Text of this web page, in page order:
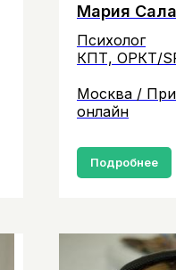
Мария
Психолог
КПТ, ОРКТ/
Москва /
онлайн
Подробнее